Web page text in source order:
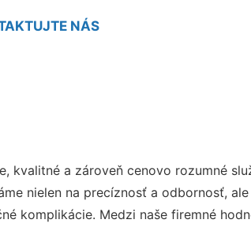
NÁS
kvalitné a zároveň cenovo rozumné
nielen na precíznosť a odbornosť,
komplikácie. Medzi naše firemné